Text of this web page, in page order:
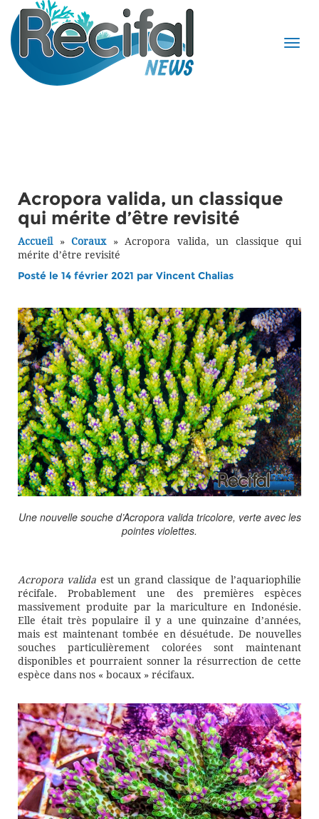
Acropora valida, un classique
qui mérite d’être revisité
Accueil» Coraux» Acropora valida, un classique qui
mérite d’être revisité
Posté le 14 février 2021 par Vincent Chalias
Une nouvelle souche d’Acropora validatricolore, verte avec les
pointes violettes.
Acropora valida est un grand classique de l’aquariophilie
récifale. Probablement une des premières espèces
massivement produite par la mariculture en Indonésie.
Elle était très populaire il y a une quinzaine d’années,
mais est maintenant tombée en désuétude. De nouvelles
souches particulièrement colorées sont maintenant
disponibles et pourraient sonner la résurrection de cette
espèce dans nos « bocaux » récifaux.